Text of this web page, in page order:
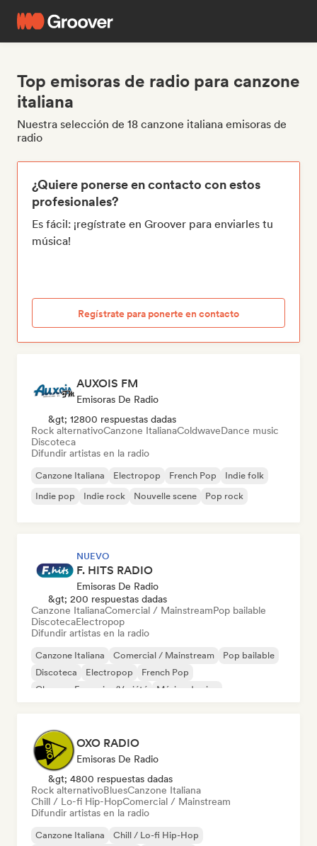
Top emisoras de radio para canzone
italiana
Nuestra selección de 18 canzone italiana emisoras de
radio
¿Quiere ponerse en contacto con estos
profesionales?
Es fácil: ¡regístrate en Groover para enviarles tu
música!
Regístrate para ponerte en contacto
AUXOIS FM
Emisoras De Radio
&gt; 12800 respuestas dadas
Rock alternativoCanzone ItalianaColdwaveDance music
Discoteca
Difundir artistas en la radio
Canzone Italiana Electropop French Pop
Indie folk
Indie pop
Indie rock Nouvelle scene Pop rock
NUEVO
F. HITS RADIO
Emisoras De Radio
&gt; 200 respuestas dadas
Canzone ItalianaComercial / MainstreamPop bailable
DiscotecaElectropop
Difundir artistas en la radio
Canzone Italiana Comercial / Mainstream
Pop bailable
Discoteca
Electropop
French Pop
Chanson Française/Variété
Música de cine
OXO RADIO
Emisoras De Radio
&gt; 4800 respuestas dadas
Rock alternativoBluesCanzone Italiana
Chill / Lo-fi Hip-HopComercial / Mainstream
Difundir artistas en la radio
Canzone Italiana
Chill / Lo-fi Hip-Hop